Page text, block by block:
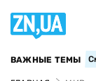
ВАЖНЫЕ ТЕМЫ